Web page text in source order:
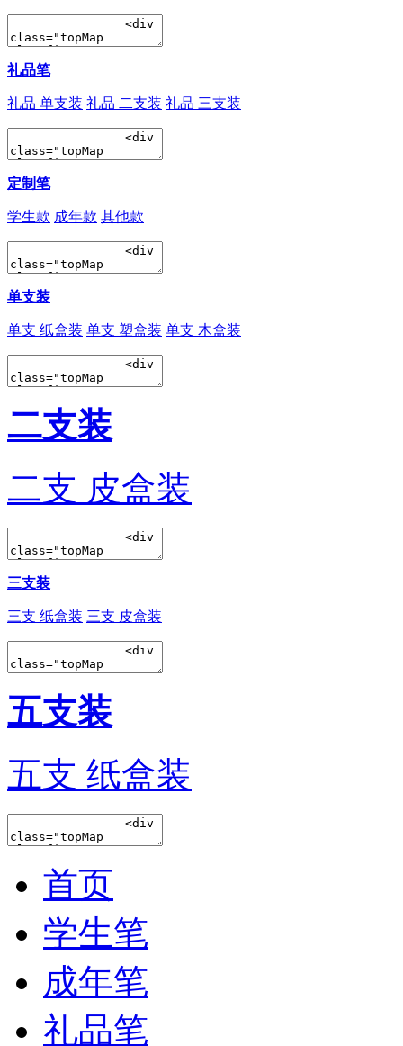
礼品笔
礼品 单支装 礼品 二支装 礼品 三支装
定制笔
学生款 成年款 其他款
单支装
单支 纸盒装 单支 塑盒装 单支 木盒装
二支装
二支 皮盒装
三支装
三支 纸盒装 三支 皮盒装
五支装
五支 纸盒装
首页
学生笔
成年笔
礼品笔